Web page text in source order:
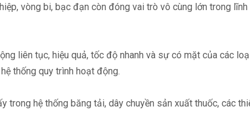
vòng bi, bạc đạn còn đóng vai trò vô cùng lớn trong
liên tục, hiệu quả, tốc độ nhanh và sự có mặt của các
thống quy trình hoạt động.
hệ thống băng tải, dây chuyền sản xuất thuốc, các